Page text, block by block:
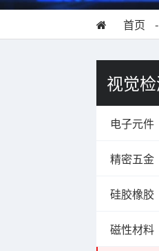
首页 -
视觉
电子元件
精密五金
硅胶橡胶
磁性材料